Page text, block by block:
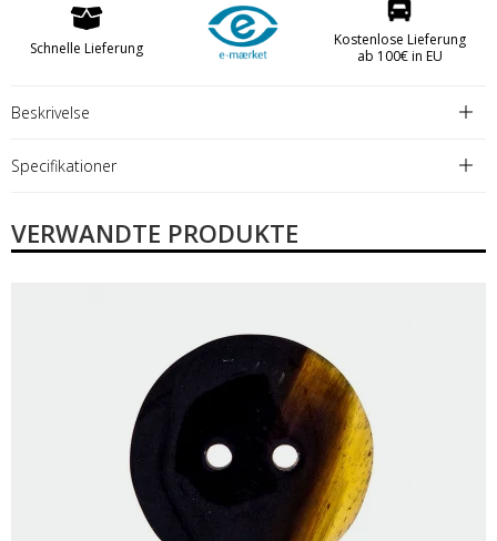
Schnelle Lieferung
Kostenlose Lieferung
ab 100€ in EU
Beskrivelse
Specifikationer
VERWANDTE PRODUKTE